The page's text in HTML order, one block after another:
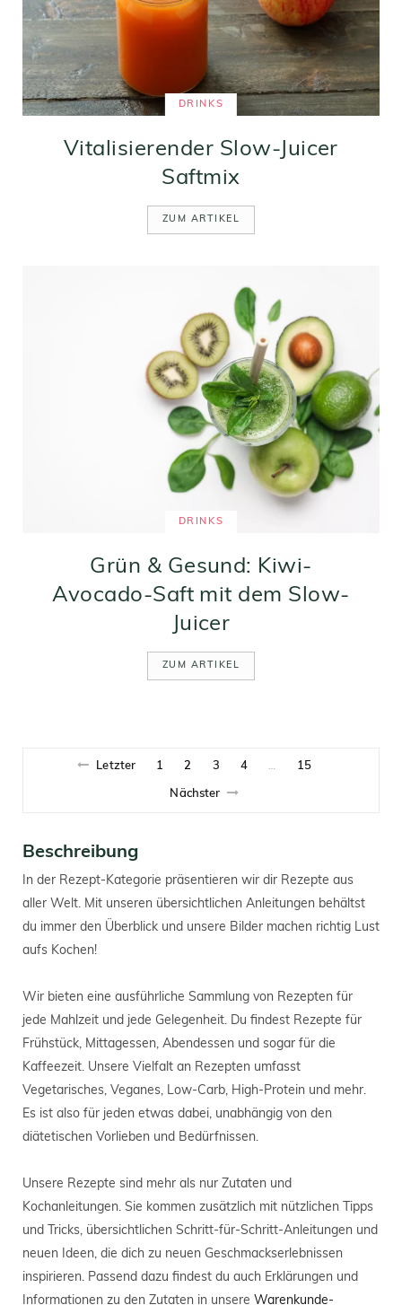
DRINKS
Vitalisierender Slow-Juicer
Saftmix
ZUM ARTIKEL
DRINKS
Grün & Gesund: Kiwi-
Avocado-Saft mit dem Slow-
Juicer
ZUM ARTIKEL
Letzter 1 2 3 4 … 15
Nächster
Beschreibung
In der Rezept-Kategorie präsentieren wir dir Rezepte aus
aller Welt. Mit unseren übersichtlichen Anleitungen behältst
du immer den Überblick und unsere Bilder machen richtig Lust
aufs Kochen!
Wir bieten eine ausführliche Sammlung von Rezepten für
jede Mahlzeit und jede Gelegenheit. Du findest Rezepte für
Frühstück, Mittagessen, Abendessen und sogar für die
Kaffeezeit. Unsere Vielfalt an Rezepten umfasst
Vegetarisches, Veganes, Low-Carb, High-Protein und mehr.
Es ist also für jeden etwas dabei, unabhängig von den
diätetischen Vorlieben und Bedürfnissen.
Unsere Rezepte sind mehr als nur Zutaten und
Kochanleitungen. Sie kommen zusätzlich mit nützlichen Tipps
und Tricks, übersichtlichen Schritt-für-Schritt-Anleitungen und
neuen Ideen, die dich zu neuen Geschmackserlebnissen
inspirieren. Passend dazu findest du auch Erklärungen und
Informationen zu den Zutaten in unsere Warenkunde-